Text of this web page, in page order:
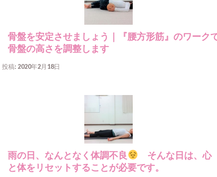
骨盤を安定させましょう｜『腰方形筋』のワーク
骨盤の高さを調整します
投稿: 2020年2月18日
雨の日、なんとなく体調不良
そんな日は、心
と体をリセットすることが必要です。